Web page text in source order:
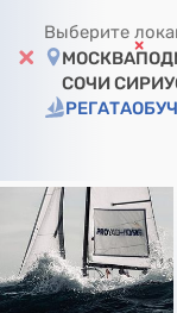
Выберите
МОСКВА
СОЧИ
РЕГАТА